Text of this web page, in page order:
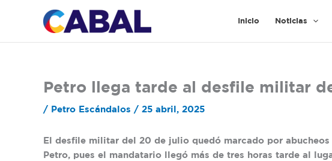
Inicio Noticias
Petro llega tarde al desfile militar
/ Petro Escándalos / 25 abril, 2025
El desfile militar del 20 de julio quedó marcado por
Petro, pues el mandatario llegó más de tres horas tarde al